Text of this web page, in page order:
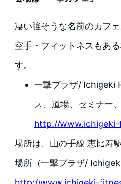
凄い強そうな名前のカフ
空手・フィットネスもあ
す。
一撃プラザ/ Ichigeki
ス、道場、セミナー
http://
場所は、山の手線 恵比寿
場所（一撃プラザ/